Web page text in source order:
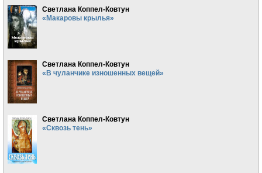
Светлана Коппел-Ковтун
«Макаровы крылья»
Светлана Коппел-Ковтун
«В чуланчике изношенных вещей»
Светлана Коппел-Ковтун
«Сквозь тень»